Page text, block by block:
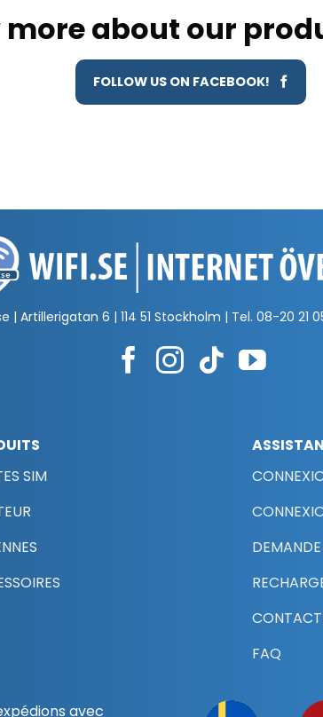
about our
FOLLOW US ON FACEBOOK!
| Artillerigatan 6 | 114 51 Stockholm | Tel. 08-20 21
SIM
FAQ
avec